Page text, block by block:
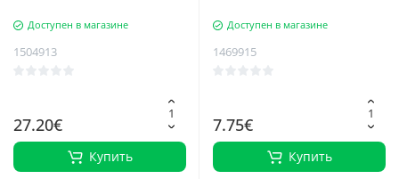
Доступен в магазине
1504913
27.20€
Купить
Доступен в магазине
1469915
7.75€
Купить